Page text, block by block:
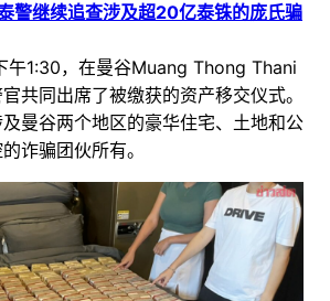
警继续追查涉及超20亿泰铢的庞氏骗
1:30，在曼谷Muang Thong Thani
共同出席了被缴获的资产移交仪式。
曼谷两个地区的豪华住宅、土地和公
诈骗团伙所有。